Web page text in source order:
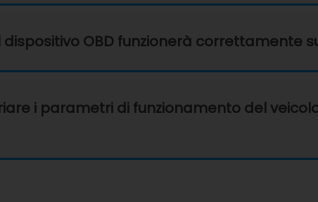
OBD funzionerà correttamente
i parametri di funzionamento del